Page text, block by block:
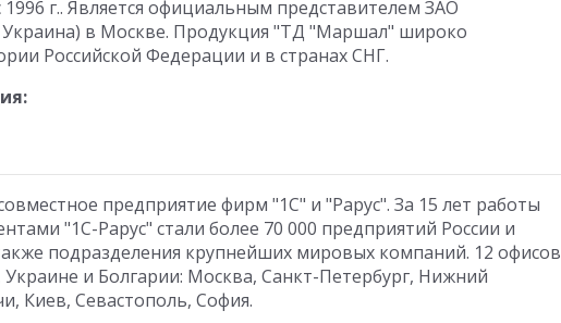
г.. Является официальным представителем ЗАО
Украина) в Москве. Продукция "ТД "Маршал" широко
Российской Федерации и в странах СНГ.
предприятие фирм "1С" и "Рарус". За 15 лет работы
"1С-Рарус" стали более 70 000 предприятий России и
подразделения крупнейших мировых компаний. 12 офисов
и Болгарии: Москва, Санкт-Петербург, Нижний
Киев, Севастополь, София.